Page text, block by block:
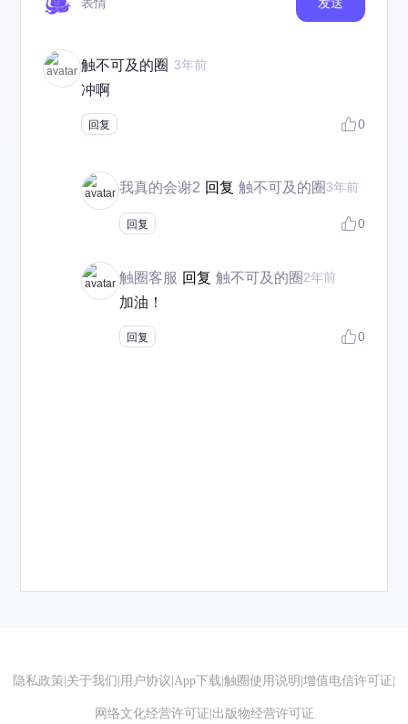
表情 发送
触不可及的圈 3年前
冲啊
回复 0
我真的会谢2 回复 触不可及的圈3年前
回复 0
触圈客服 回复 触不可及的圈2年前
加油！
回复 0
隐私政策 关于我们 用户协议 App下载 触圈使用说明 增值电信许可证
网络文化经营许可证 出版物经营许可证